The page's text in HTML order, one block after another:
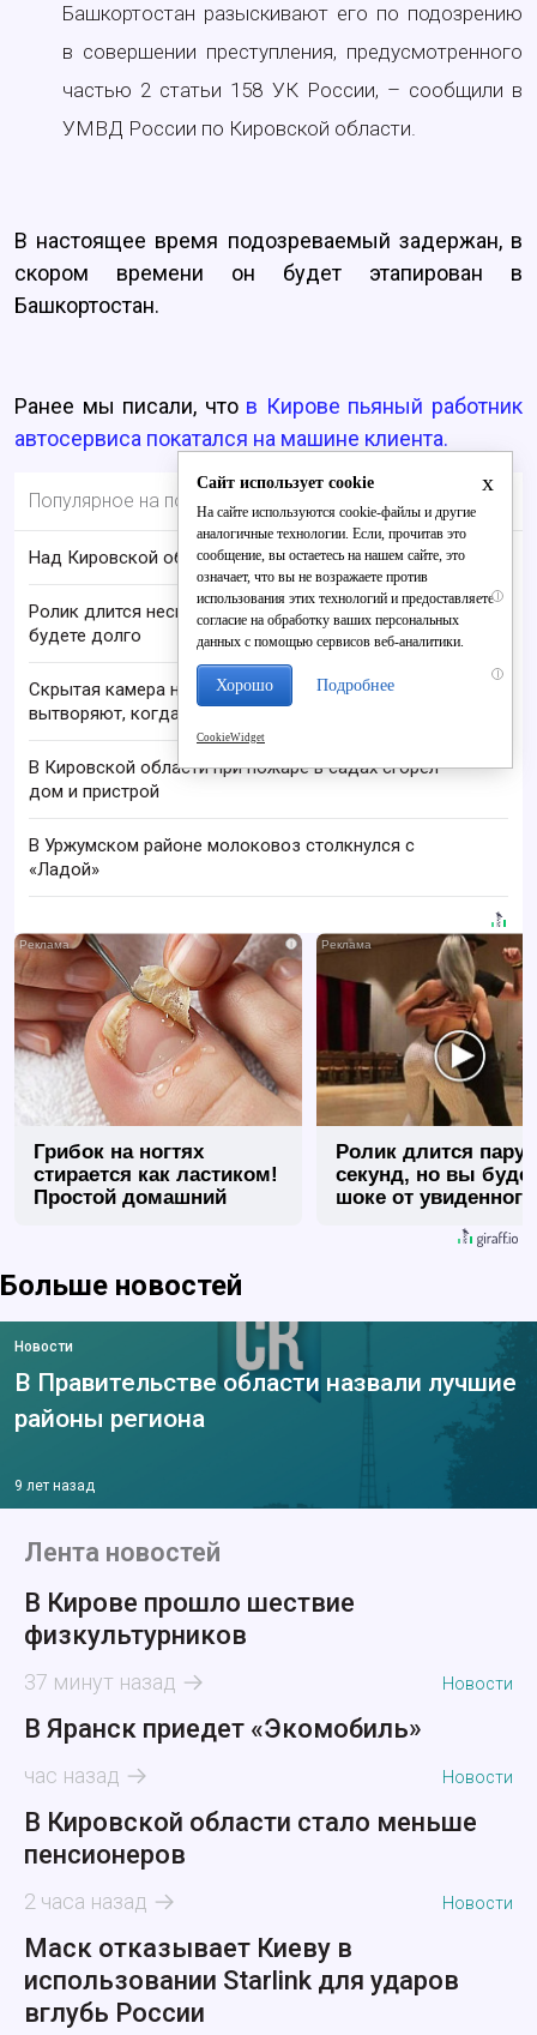
Башкортостан разыскивают его по подозрению
в совершении преступления, предусмотренного
частью 2 статьи 158 УК России, – сообщили в
УМВД России по Кировской области.
В настоящее время подозреваемый задержан, в
скором времени он будет этапирован в
Башкортостан.
Ранее мы писали, что в Кирове пьяный работник
автосервиса покатался на машине клиента.
Популярное на портале
Над Кировской областью сбили БПЛА
i
Ролик длится несколько секунд, а смеяться вы
будете долго
i
Скрытая камера на пляже Крыма: Что люди
вытворяют, когда их не видят...
В Кировской области при пожаре в садах сгорел
дом и пристрой
В Уржумском районе молоковоз столкнулся с
«Ладой»
i
Грибок на ногтях
стирается как ластиком!
Простой домашний
Ролик длится пару
секунд, но вы
шоке от увиденного
Больше новостей
Новости
В Правительстве области назвали лучшие
районы региона
9 лет назад
Лента новостей
В Кирове прошло шествие
физкультурников
37 минут назад Новости
В Яранск приедет «Экомобиль»
час назад Новости
В Кировской области стало меньше
пенсионеров
2 часа назад Новости
Маск отказывает Киеву в
использовании Starlink для ударов
вглубь России
x
Сайт использует cookie
На сайте используются cookie-файлы и другие
аналогичные технологии. Если, прочитав это
сообщение, вы остаетесь на нашем сайте, это
означает, что вы не возражаете против
использования этих технологий и предоставляете
согласие на обработку ваших персональных
данных с помощью сервисов веб-аналитики.
Хорошо Подробнее
CookieWidget